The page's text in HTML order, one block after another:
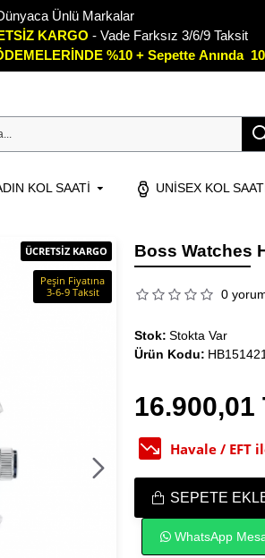
Ünlü Markalar
KARGO - Vade Farksız 3/6/9 Taksit
%10 + Sepette Anında
KOL SAATI UNISEX KOL
ÜCRETSİZ KARGO
Peşin Fiyatına
3-6-9 Taksit
Boss Watches
0
16.900,01
Havale / EFT
Stok: Stokta Var
Ürün Kodu:
SEPETE
WhatsApp